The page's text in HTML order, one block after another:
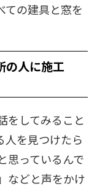
ての建具と窓を
の人に施工
をしてみること
人を見つけたら
思っているんで
などと声をかけ